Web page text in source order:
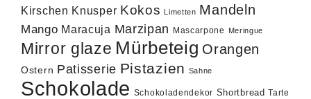
Kirschen Knusper Kokos Limetten Mandeln
Mango Maracuja Marzipan Mascarpone Meringue
Mirror glaze Mürbeteig Orangen
Ostern Patisserie Pistazien Sahne
Schokolade Schokoladendekor Shortbread Tarte